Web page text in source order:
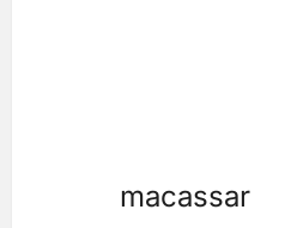
macassar